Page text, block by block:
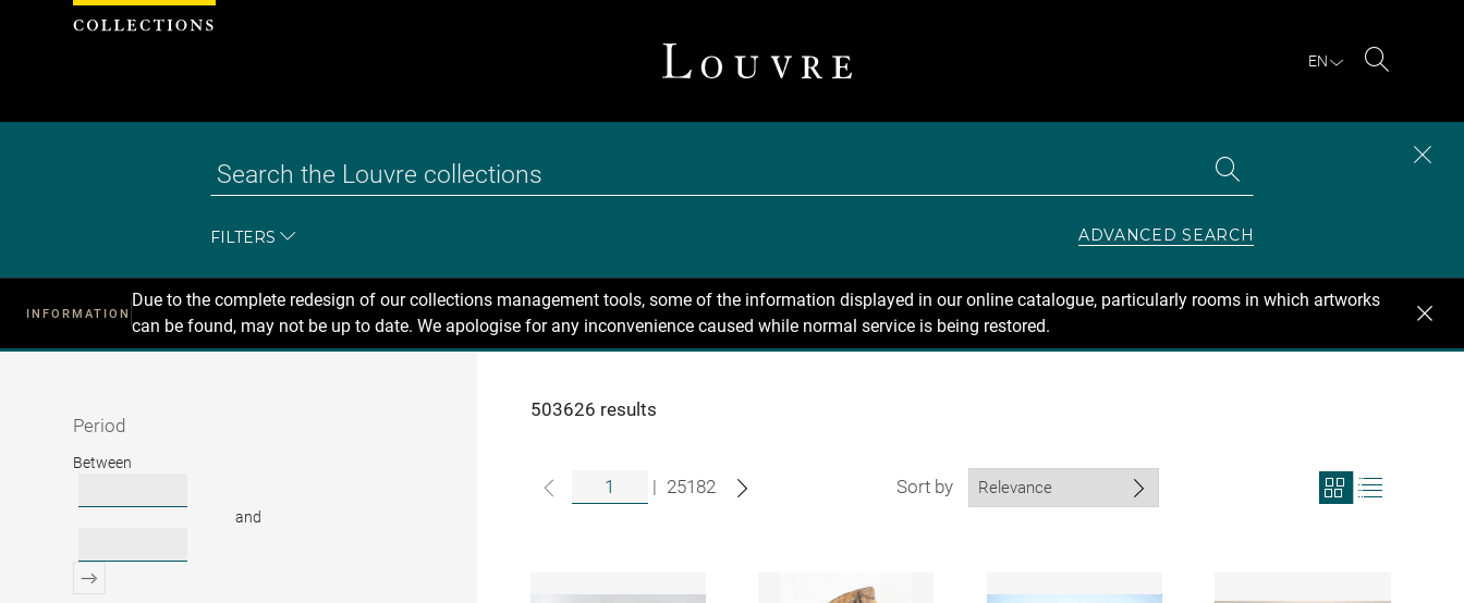
EN
FILTERS ADVANCED SEARCH
INFORMATION
Due to the complete redesign of our collections management tools, some of the information displayed in our online catalogue, particularly rooms in which artworks
can be found, may not be up to date. We apologise for any inconvenience caused while normal service is being restored.
Recherche
Period
Period
Between
and
503626 results
| 25182 Sort by
View
search
Cookies management panel